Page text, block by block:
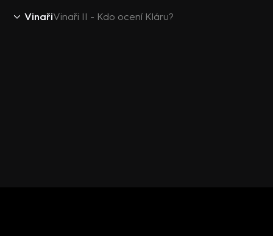
VinařiVinaři II - Kdo ocení Kláru?